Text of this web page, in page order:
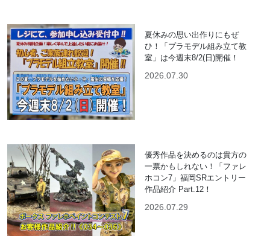
夏休みの思い出作りにもぜ
ひ！「プラモデル組み立て教
室」は今週末8/2(日)開催！
2026.07.30
優秀作品を決めるのは貴方の
一票かもしれない！「ファレ
ホコン7」福岡SRエントリー
作品紹介 Part.12！
2026.07.29